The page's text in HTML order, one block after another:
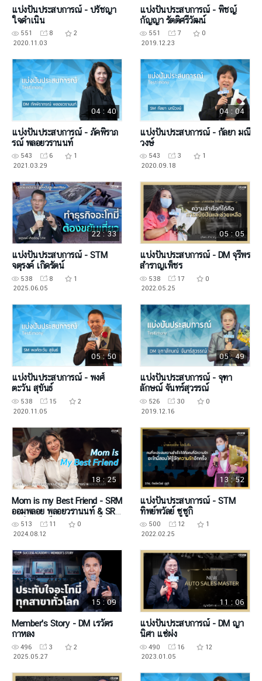
แบ่งปันประสบการณ์ - ปรัชญา
ใจดำเนิน
551 8
2
2020.11.03
แบ่งปันประสบการณ์ - พิชญ์
กัญญา รัตติศรีวัฒน์
551 7
0
2019.12.23
04 : 40
แบ่งปันประสบการณ์ - ภัคพิราภ
รณ์ พลอยวรานนท์
543 6
1
2021.03.29
04 : 04
แบ่งปันประสบการณ์ - กัลยา มณี
วงษ์
543 3
1
2020.09.18
22 : 33
แบ่งปันประสบการณ์ - STM
จตุรงค์ เกิดรัตน์
538 8
1
2025.06.05
05 : 05
แบ่งปันประสบการณ์ - DM จุรีพร
สำราญเพ็ชร
538 17
0
2022.05.25
05 : 50
แบ่งปันประสบการณ์ - พงศ์
ตะวัน สุขันธ์
538 15
2
2020.11.05
05 : 49
แบ่งปันประสบการณ์ - จุฑา
ลักษณ์ จันทร์สุวรรณ์
526 30
0
2019.12.16
18 : 25
Mom is my Best Friend - SRM
ออมพลอย พลอยวรานนท์ & SRM
ภัคพิราภรณ์ พลอยวรานนท์
513 11
0
2024.08.12
13 : 52
แบ่งปันประสบการณ์ - STM
ทิพย์พวัลย์ ซูซูกิ
500 12
1
2022.02.25
15 : 09
Member's Story - DM เรวัตร
กาหลง
496 3
2
2025.05.27
11 : 06
แบ่งปันประสบการณ์ - DM ญา
นิศา แซ่ผ่ง
490 16
12
2023.01.05